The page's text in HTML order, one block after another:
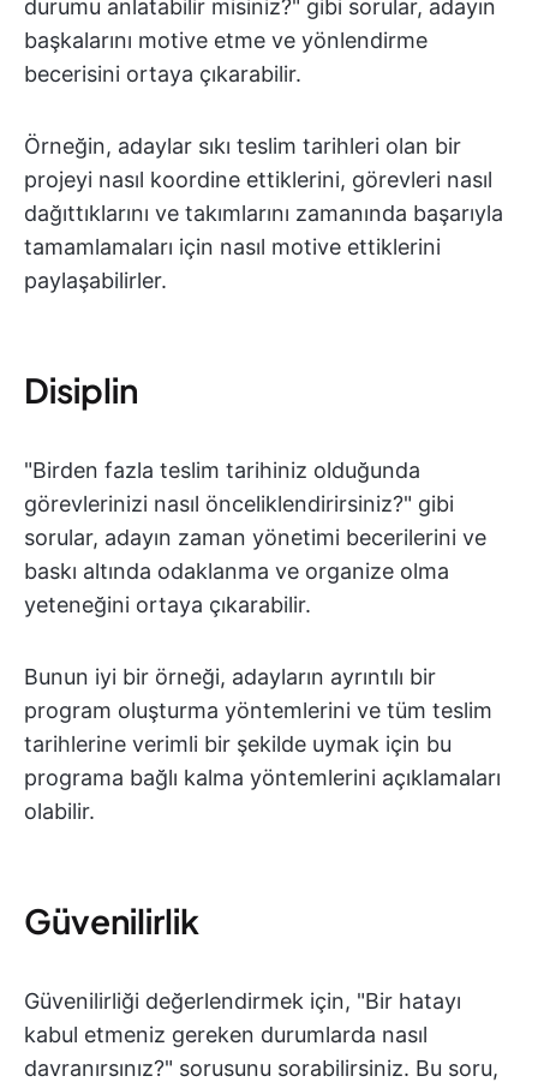
durumu anlatabilir misiniz?" gibi sorular, adayın
başkalarını motive etme ve yönlendirme
becerisini ortaya çıkarabilir.
Örneğin, adaylar sıkı teslim tarihleri olan bir
projeyi nasıl koordine ettiklerini, görevleri nasıl
dağıttıklarını ve takımlarını zamanında başarıyla
tamamlamaları için nasıl motive ettiklerini
paylaşabilirler.
Disiplin
"Birden fazla teslim tarihiniz olduğunda
görevlerinizi nasıl önceliklendirirsiniz?" gibi
sorular, adayın zaman yönetimi becerilerini ve
baskı altında odaklanma ve organize olma
yeteneğini ortaya çıkarabilir.
Bunun iyi bir örneği, adayların ayrıntılı bir
program oluşturma yöntemlerini ve tüm teslim
tarihlerine verimli bir şekilde uymak için bu
programa bağlı kalma yöntemlerini açıklamaları
olabilir.
Güvenilirlik
Güvenilirliği değerlendirmek için, "Bir hatayı
kabul etmeniz gereken durumlarda nasıl
davranırsınız?" sorusunu sorabilirsiniz. Bu soru,